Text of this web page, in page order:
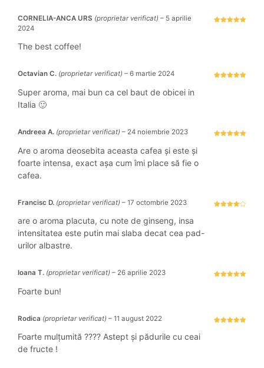
CORNELIA-ANCA URS (proprietar verificat) – 5 aprilie
2024
The best coffee!
Octavian C. (proprietar verificat) – 6 martie 2024
Super aroma, mai bun ca cel baut de obicei in
Italia 🙂
Andreea A. (proprietar verificat) – 24 noiembrie 2023
Are o aroma deosebita aceasta cafea și este și
foarte intensa, exact așa cum îmi place să fie o
cafea.
Francisc D. (proprietar verificat) – 17 octombrie 2023
are o aroma placuta, cu note de ginseng, insa
intensitatea este putin mai slaba decat cea pad-
urilor albastre.
Ioana T. (proprietar verificat) – 26 aprilie 2023
Foarte bun!
Rodica (proprietar verificat) – 11 august 2022
Foarte mulțumită ???? Astept și pădurile cu ceai
de fructe !